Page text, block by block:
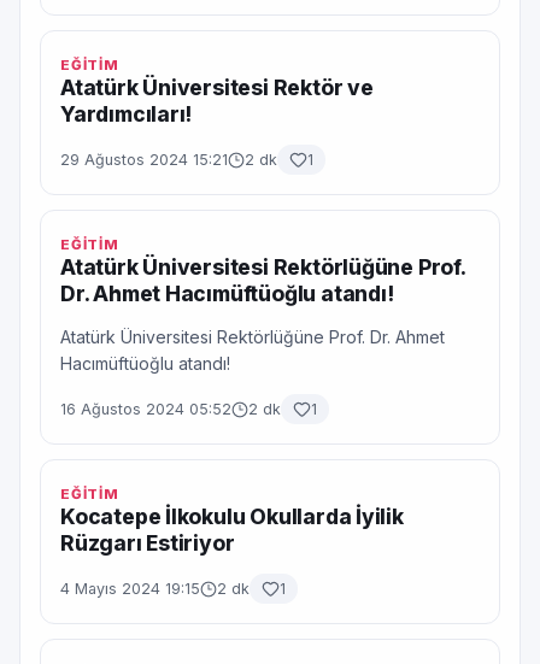
EĞİTİM
Atatürk Üniversitesi Rektör ve
Yardımcıları!
29 Ağustos 2024 15:21 2 dk 1
EĞİTİM
Atatürk Üniversitesi Rektörlüğüne Prof.
Dr. Ahmet Hacımüftüoğlu atandı!
Atatürk Üniversitesi Rektörlüğüne Prof. Dr. Ahmet
Hacımüftüoğlu atandı!
16 Ağustos 2024 05:52 2 dk 1
EĞİTİM
Kocatepe İlkokulu Okullarda İyilik
Rüzgarı Estiriyor
4 Mayıs 2024 19:15 2 dk 1